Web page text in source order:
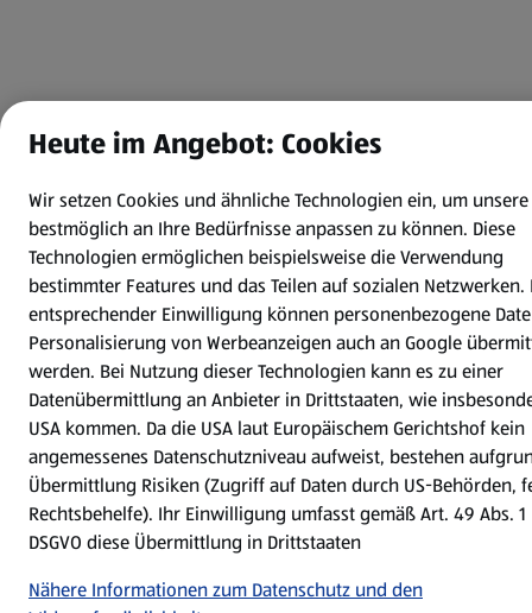
Heute im Angebot: Cookies
Wir setzen Cookies und ähnliche Technologien ein, um
bestmöglich an Ihre Bedürfnisse anpassen zu können. Diese
Technologien ermöglichen beispielsweise die Verwendung
bestimmter Features und das Teilen auf sozialen Netzwerken.
entsprechender Einwilligung können personenbezogene
Personalisierung von Werbeanzeigen auch an Google
werden. Bei Nutzung dieser Technologien kann es zu einer
Datenübermittlung an Anbieter in Drittstaaten, wie
USA kommen. Da die USA laut Europäischem Gerichtshof kein
angemessenes Datenschutzniveau aufweist, bestehen
Übermittlung Risiken (Zugriff auf Daten durch US-Behörden,
Rechtsbehelfe). Ihr Einwilligung umfasst gemäß Art. 49 Abs.
DSGVO diese Übermittlung in Drittstaaten
Nähere Informationen zum Datenschutz und den